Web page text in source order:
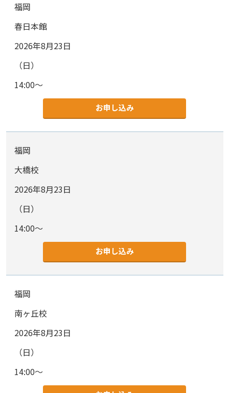
福岡
春日本館
2026年8月23日
（日）
14:00～
お申し込み
福岡
大橋校
2026年8月23日
（日）
14:00～
お申し込み
福岡
南ヶ丘校
2026年8月23日
（日）
14:00～